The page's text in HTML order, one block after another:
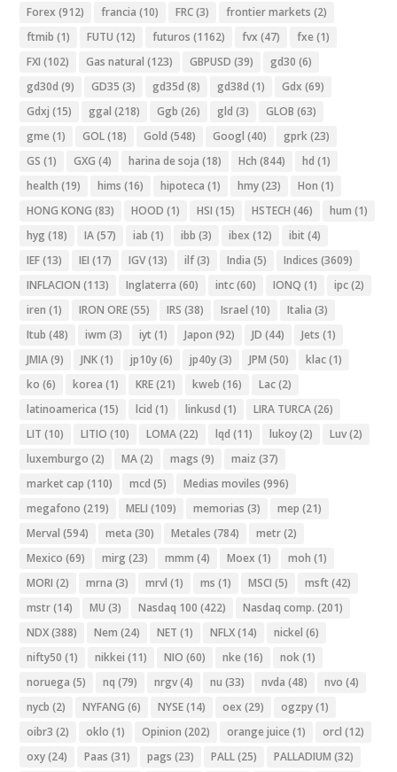
Forex (912) francia (10) FRC(3) frontier markets (2)
ftmib (1) FUTU (12) futuros (1162) fvx (47) fxe (1)
FXI (102) Gas natural (123) GBPUSD (39) gd30 (6)
gd30d (9) GD35 (3) gd35d (8) gd38d (1) Gdx (69)
Gdxj (15) ggal (218) Ggb (26) gld (3) GLOB (63)
gme (1) GOL(18) Gold (548) Googl (40) gprk(23)
GS (1) GXG (4) harina de soja (18) Hch (844) hd (1)
health (19) hims (16) hipoteca (1) hmy(23) Hon (1)
HONG KONG (83) HOOD (1) HSI (15) HSTECH (46) hum (1)
hyg (18) IA(57) iab (1) ibb (3) ibex (12) ibit (4)
IEF(13) IEI (17) IGV(13) ilf(3) India (5) Indices (3609)
INFLACION (113) Inglaterra (60) intc(60) IONQ (1) ipc(2)
iren (1) IRON ORE(55) IRS (38) Israel (10) Italia (3)
Itub (48) iwm (3) iyt (1) Japon (92) JD (44) Jets (1)
JMIA(9) JNK(1) jp10y(6) jp40y(3) JPM (50) klac(1)
ko (6) korea (1) KRE(21) kweb (16) Lac(2)
latinoamerica (15) lcid (1) linkusd (1) LIRA TURCA(26)
LIT (10) LITIO (10) LOMA(22) lqd (11) lukoy(2) Luv(2)
luxemburgo (2) MA(2) mags (9) maiz (37)
market cap (110) mcd (5) Medias moviles (996)
megafono (219) MELI (109) memorias (3) mep (21)
Merval (594) meta (30) Metales (784) metr(2)
Mexico (69) mirg (23) mmm (4) Moex (1) moh (1)
MORI (2) mrna (3) mrvl (1) ms (1) MSCI (5) msft (42)
mstr(14) MU (3) Nasdaq 100 (422) Nasdaq comp. (201)
NDX(388) Nem (24) NET (1) NFLX(14) nickel (6)
nifty50 (1) nikkei (11) NIO (60) nke (16) nok(1)
noruega (5) nq (79) nrgv(4) nu (33) nvda (48) nvo (4)
nycb (2) NYFANG (6) NYSE(14) oex (29) ogzpy(1)
oibr3 (2) oklo (1) Opinion (202) orange juice (1) orcl (12)
oxy(24) Paas (31) pags (23) PALL(25) PALLADIUM (32)